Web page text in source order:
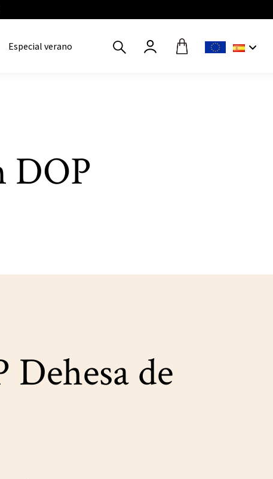
Especial verano
DOP
de